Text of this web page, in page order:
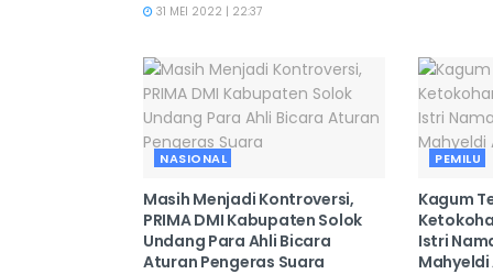
31 MEI 2022 | 22:37
NASIONAL
Masih Menjadi Kontroversi,
PRIMA DMI Kabupaten Solok
Undang Para Ahli Bicara
Aturan Pengeras Suara
PEMILU
Kagum
Istri
Mahyeldi